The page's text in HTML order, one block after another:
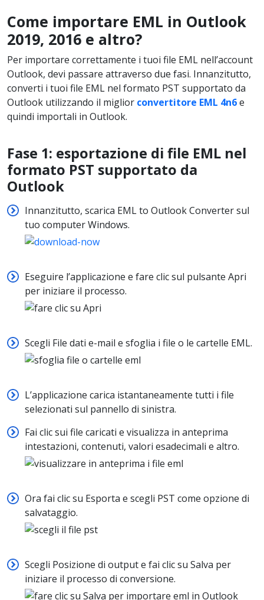
Come importare EML in Outlook
2019, 2016 e altro?
Per importare correttamente i tuoi file EML nell’account
Outlook, devi passare attraverso due fasi. Innanzitutto,
converti i tuoi file EML nel formato PST supportato da
Outlook utilizzando il miglior convertitore EML 4n6e
quindi importali in Outlook.
Fase 1: esportazione di file EML nel
formato PST supportato da
Outlook
Innanzitutto, scarica EML to Outlook Converter sul
tuo computer Windows.
Eseguire l’applicazione e fare clic sul pulsante Apri
per iniziare il processo.
Scegli File dati e-mail e sfoglia i file o le cartelle EML.
L’applicazione carica istantaneamente tutti i file
selezionati sul pannello di sinistra.
Fai clic sui file caricati e visualizza in anteprima
intestazioni, contenuti, valori esadecimali e altro.
Ora fai clic su Esporta e scegli PST come opzione di
salvataggio.
Scegli Posizione di output e fai clic su Salva per
iniziare il processo di conversione.